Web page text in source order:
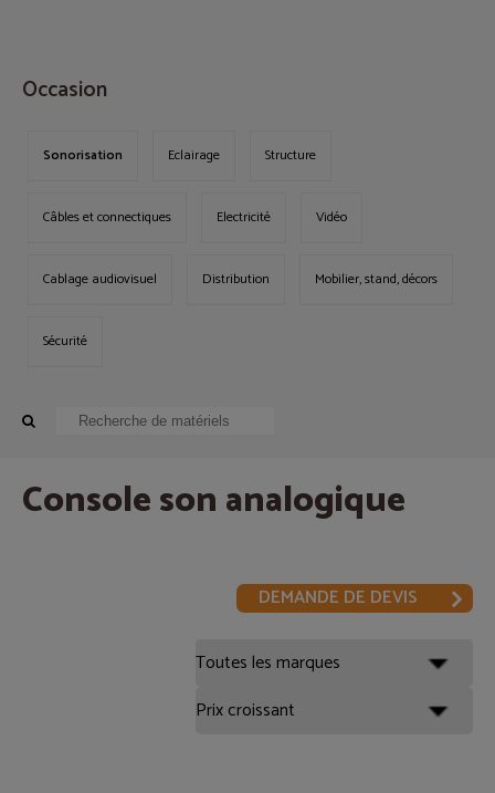
Occasion
Sonorisation Eclairage Structure
Câbles et connectiques Electricité Vidéo
Cablage audiovisuel Distribution Mobilier, stand, décors
Sécurité
Console son analogique
DEMANDE DE DEVIS